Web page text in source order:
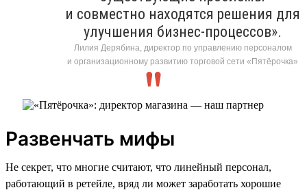
и совместно находятся решения для
улучшения бизнес-процессов».
Лилия Дерябина, директор по управлению персоналом
и организационному развитию торговой сети «Пятёрочка»
Развенчать мифы
Не секрет, что многие считают, что линейный персонал,
работающий в ретейле, вряд ли может заработать хорошие